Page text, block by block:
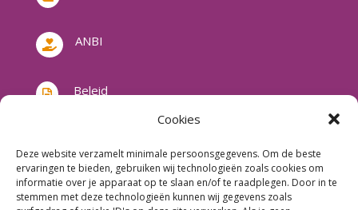
Cookies
Deze website verzamelt minimale persoonsgegevens. Om de beste
ervaringen te bieden, gebruiken wij technologieën zoals cookies om
informatie over je apparaat op te slaan en/of te raadplegen. Door in te
stemmen met deze technologieën kunnen wij gegevens zoals
 ANBI
 Beleid